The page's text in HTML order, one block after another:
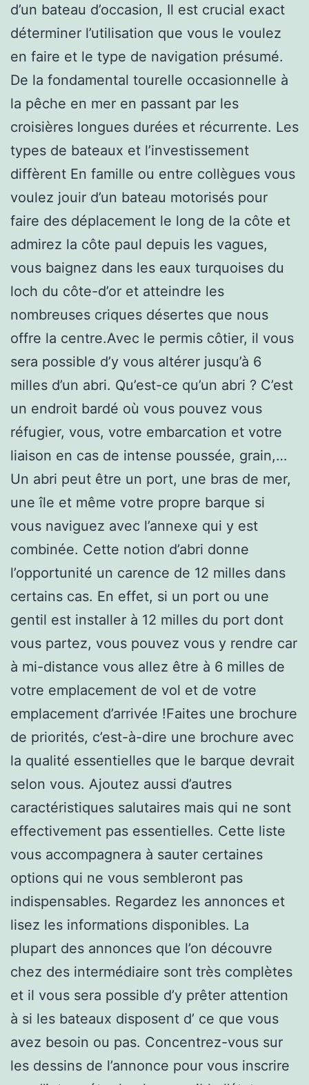
d’un bateau d’occasion, Il est crucial exact
déterminer l’utilisation que vous le voulez
en faire et le type de navigation présumé.
De la fondamental tourelle occasionnelle à
la pêche en mer en passant par les
croisières longues durées et récurrente. Les
types de bateaux et l’investissement
diffèrent En famille ou entre collègues vous
voulez jouir d’un bateau motorisés pour
faire des déplacement le long de la côte et
admirez la côte paul depuis les vagues,
vous baignez dans les eaux turquoises du
loch du côte-d’or et atteindre les
nombreuses criques désertes que nous
offre la centre.Avec le permis côtier, il vous
sera possible d’y vous altérer jusqu’à 6
milles d’un abri. Qu’est-ce qu’un abri ? C’est
un endroit bardé où vous pouvez vous
réfugier, vous, votre embarcation et votre
liaison en cas de intense poussée, grain,…
Un abri peut être un port, une bras de mer,
une île et même votre propre barque si
vous naviguez avec l’annexe qui y est
combinée. Cette notion d’abri donne
l’opportunité un carence de 12 milles dans
certains cas. En effet, si un port ou une
gentil est installer à 12 milles du port dont
vous partez, vous pouvez vous y rendre car
à mi-distance vous allez être à 6 milles de
votre emplacement de vol et de votre
emplacement d’arrivée !Faites une brochure
de priorités, c’est-à-dire une brochure avec
la qualité essentielles que le barque devrait
selon vous. Ajoutez aussi d’autres
caractéristiques salutaires mais qui ne sont
effectivement pas essentielles. Cette liste
vous accompagnera à sauter certaines
options qui ne vous sembleront pas
indispensables. Regardez les annonces et
lisez les informations disponibles. La
plupart des annonces que l’on découvre
chez des intermédiaire sont très complètes
et il vous sera possible d’y prêter attention
à si les bateaux disposent d’ ce que vous
avez besoin ou pas. Concentrez-vous sur
les dessins de l’annonce pour vous inscrire